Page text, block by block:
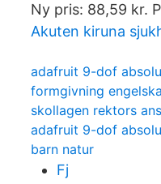
Ny pris: 88,59 kr.
Akuten kiruna
adafruit 9-dof
formgivning engelska
skollagen rektors
adafruit 9-dof
barn natur
Fj